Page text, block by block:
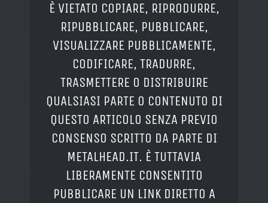
È VIETATO COPIARE, RIPRODURRE,
RIPUBBLICARE, PUBBLICARE,
VISUALIZZARE PUBBLICAMENTE,
CODIFICARE, TRADURRE,
TRASMETTERE O DISTRIBUIRE
QUALSIASI PARTE O CONTENUTO DI
QUESTO ARTICOLO SENZA PREVIO
CONSENSO SCRITTO DA PARTE DI
METALHEAD.IT. È TUTTAVIA
LIBERAMENTE CONSENTITO
PUBBLICARE UN LINK DIRETTO A